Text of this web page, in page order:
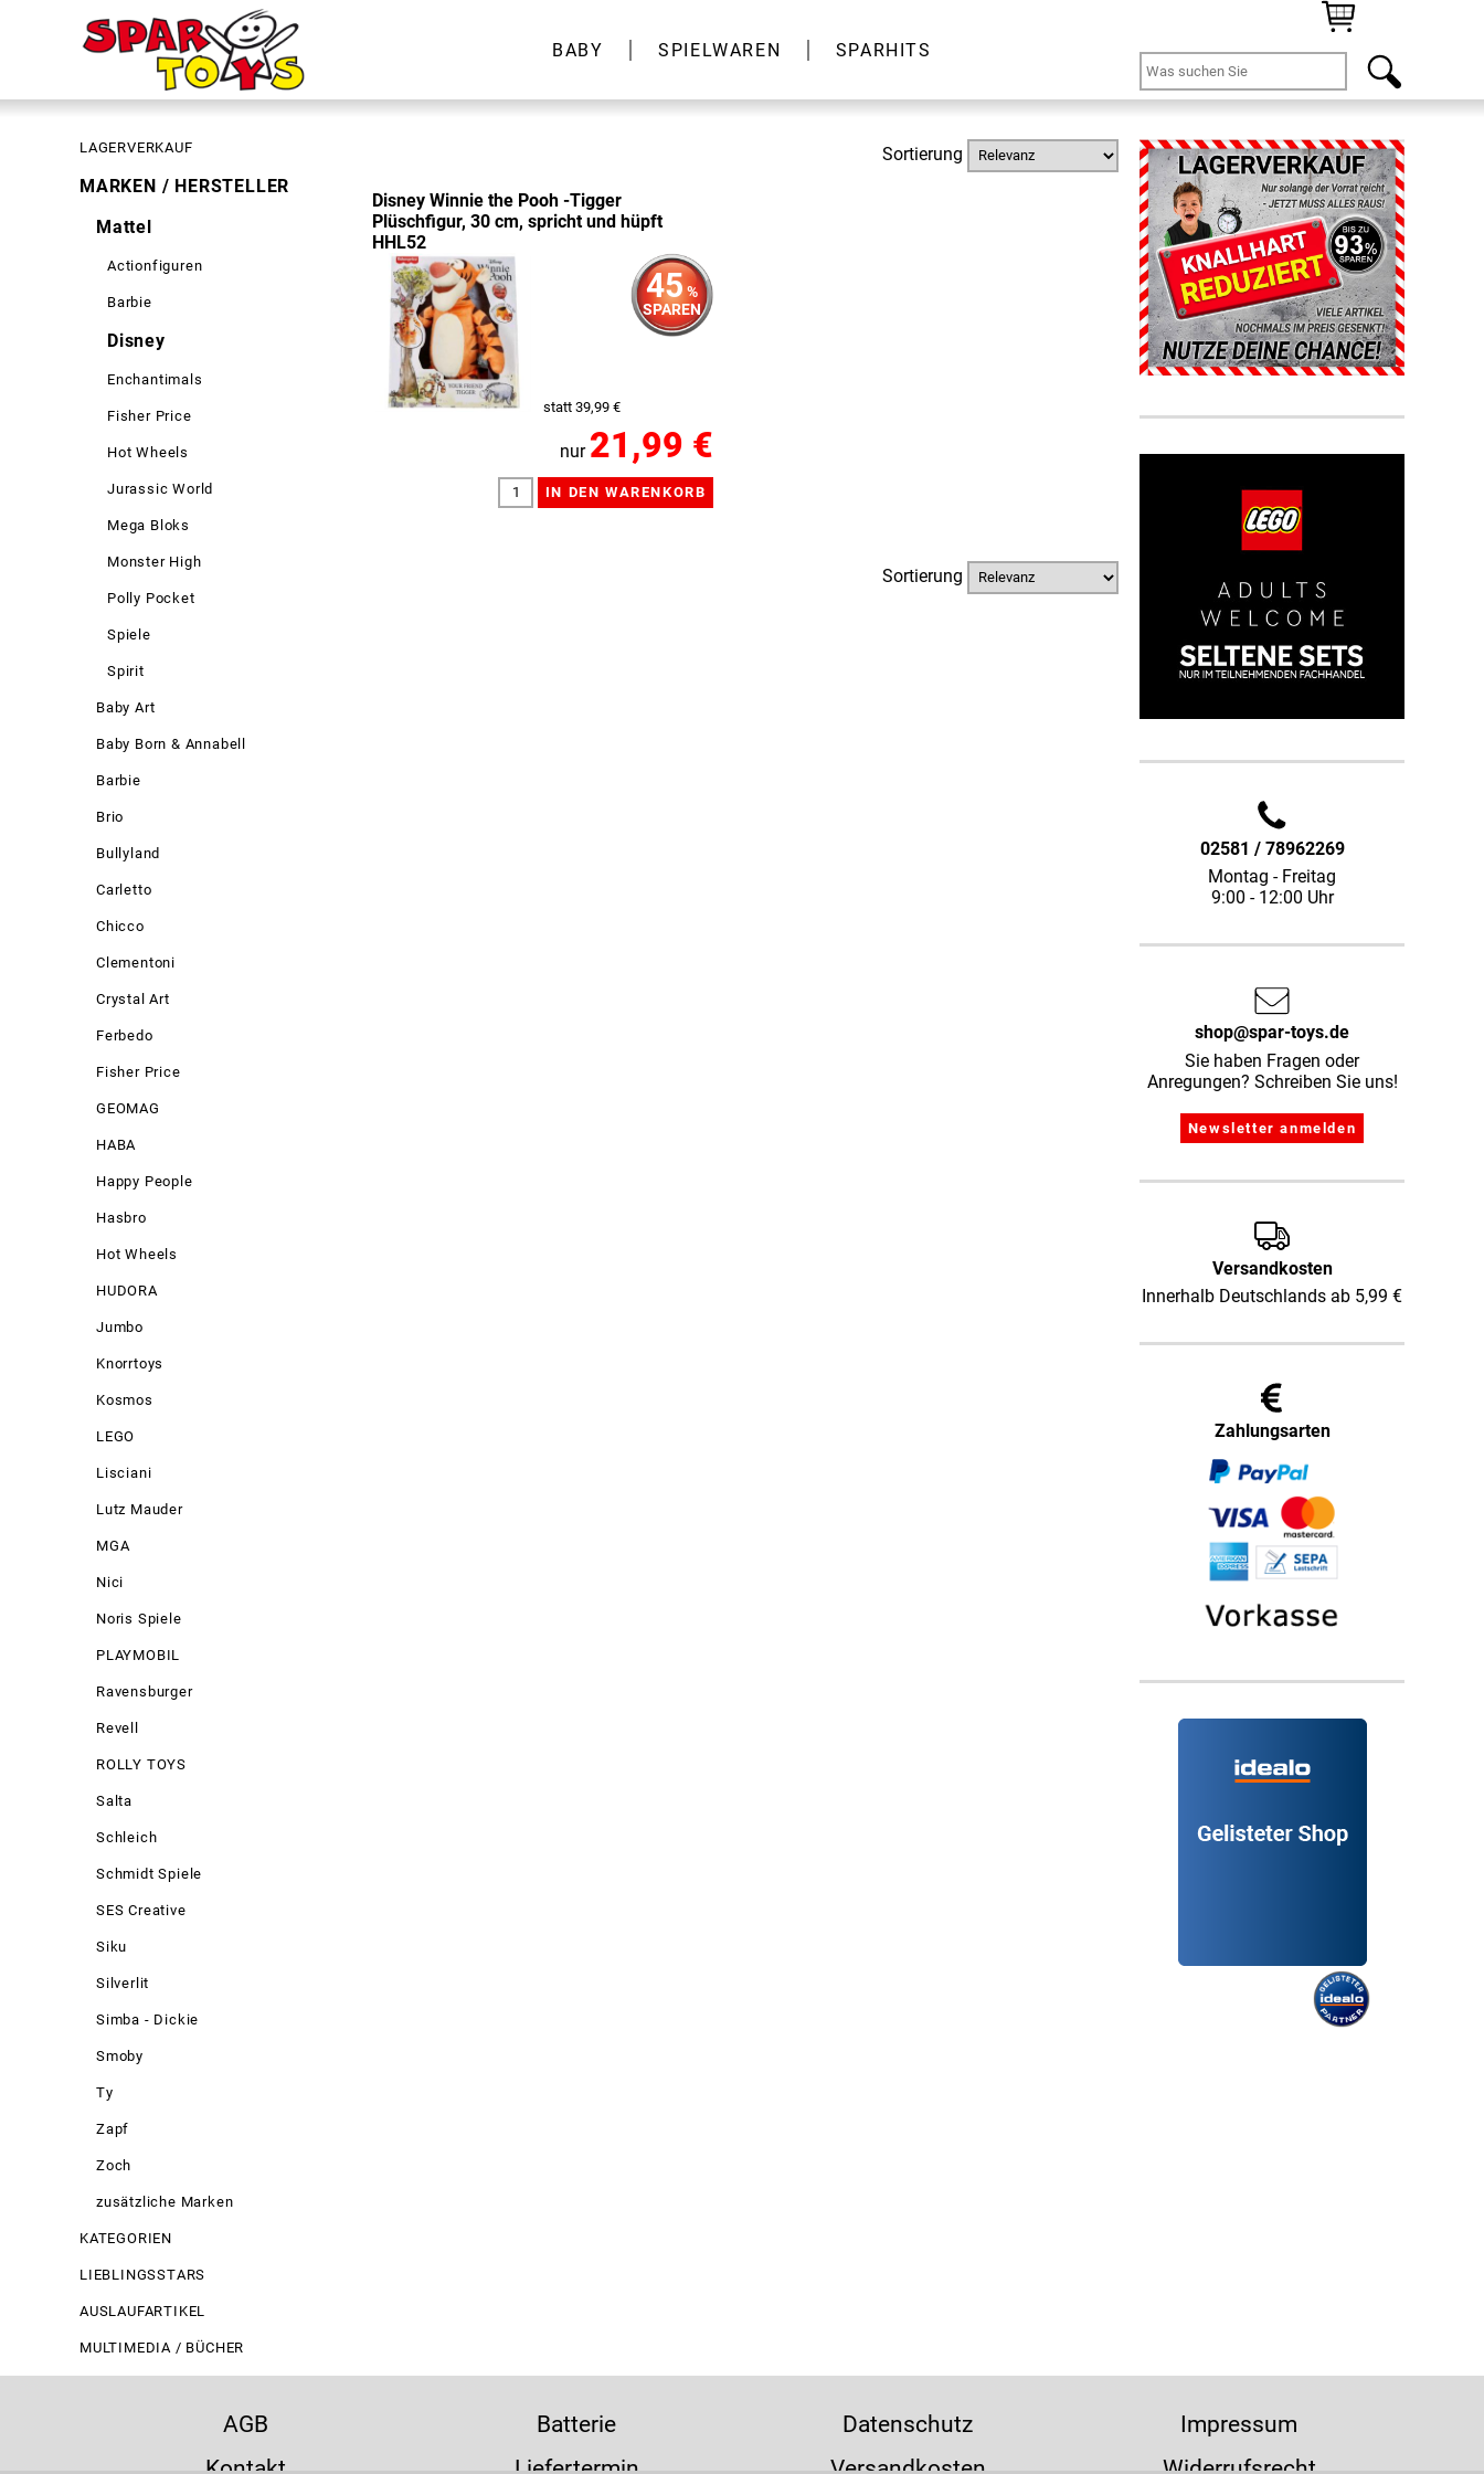
BABY SPIELWAREN SPARHITS
LAGERVERKAUF
MARKEN / HERSTELLER
Mattel
Actionfiguren
Barbie
Disney
Enchantimals
Fisher Price
Hot Wheels
Jurassic World
Mega Bloks
Monster High
Polly Pocket
Spiele
Spirit
Baby Art
Baby Born & Annabell
Barbie
Brio
Bullyland
Carletto
Chicco
Clementoni
Crystal Art
Ferbedo
Fisher Price
GEOMAG
HABA
Happy People
Hasbro
Hot Wheels
HUDORA
Jumbo
Knorrtoys
Kosmos
LEGO
Lisciani
Lutz Mauder
MGA
Nici
Noris Spiele
PLAYMOBIL
Ravensburger
Revell
ROLLY TOYS
Salta
Schleich
Schmidt Spiele
SES Creative
Siku
Silverlit
Simba - Dickie
Smoby
Ty
Zapf
Zoch
zusätzliche Marken
KATEGORIEN
LIEBLINGSSTARS
AUSLAUFARTIKEL
MULTIMEDIA / BÜCHER
Sortierung
Disney Winnie the Pooh -Tigger
Plüschfigur, 30 cm, spricht und hüpft
HHL52
45 %
SPAREN
statt 39,99 €
nur 21,99 €
Sortierung
02581 / 78962269
Montag - Freitag
9:00 - 12:00 Uhr
shop@spar-toys.de
Sie haben Fragen oder
Anregungen? Schreiben Sie uns!
Versandkosten
Innerhalb Deutschlands ab 5,99 €
Zahlungsarten
AGB Batterie Datenschutz
Impressum
Kontakt
Liefertermin Versandkosten Widerrufsrecht